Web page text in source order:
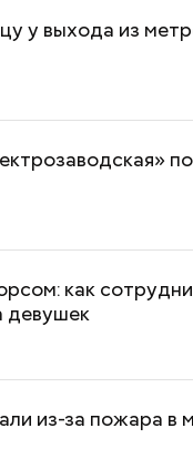
у выхода из
как
девушек
из-за пожара в